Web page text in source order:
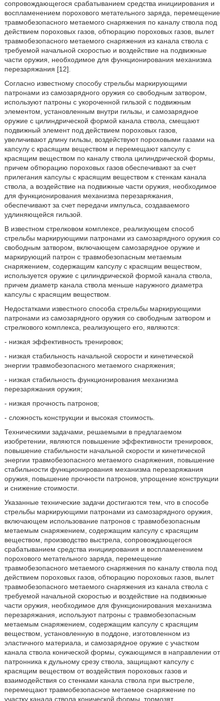
сопровождающегося срабатыванием средства инициирования и
воспламенением порохового метательного заряда, перемещение
травмобезопасного метаемого снаряжения по каналу ствола под
действием пороховых газов, обтюрацию пороховых газов, вылет
травмобезопасного метаемого снаряжения из канала ствола с
требуемой начальной скоростью и воздействие на подвижные
части оружия, необходимое для функционирования механизма
перезаряжания [12].
Согласно известному способу стрельбы маркирующими
патронами из самозарядного оружия со свободным затвором,
используют патроны с укороченной гильзой с подвижным
элементом, установленным внутри гильзы, и самозарядное
оружие с цилиндрической формой канала ствола, смещают
подвижный элемент под действием пороховых газов,
увеличивают длину гильзы, воздействуют пороховыми газами на
капсулу с красящим веществом и перемещают капсулу с
красящим веществом по каналу ствола цилиндрической формы,
причем обтюрацию пороховых газов обеспечивают за счет
прилегания капсулы с красящим веществом к стенкам канала
ствола, а воздействие на подвижные части оружия, необходимое
для функционирования механизма перезаряжания,
обеспечивают за счет передачи импульса, создаваемого
удлиняющейся гильзой.
В известном стрелковом комплексе, реализующем способ
стрельбы маркирующими патронами из самозарядного оружия со
свободным затвором, включающем самозарядное оружие и
маркирующий патрон с травмобезопасным метаемым
снаряжением, содержащим капсулу с красящим веществом,
используется оружие с цилиндрической формой канала ствола,
причем диаметр канала ствола меньше наружного диаметра
капсулы с красящим веществом.
Недостатками известного способа стрельбы маркирующими
патронами из самозарядного оружия со свободным затвором и
стрелкового комплекса, реализующего его, являются:
- низкая эффективность тренировок;
- низкая стабильность начальной скорости и кинетической
энергии травмобезопасного метаемого снаряжения;
- низкая стабильность функционирования механизма
перезаряжания оружия;
- низкая прочность патронов;
- сложность конструкции и высокая стоимость.
Техническими задачами, решаемыми в предлагаемом
изобретении, являются повышение эффективности тренировок,
повышение стабильности начальной скорости и кинетической
энергии травмобезопасного метаемого снаряжения, повышение
стабильности функционирования механизма перезаряжания
оружия, повышение прочности патронов, упрощение конструкции
и снижение стоимости.
Указанные технические задачи достигаются тем, что в способе
стрельбы маркирующими патронами из самозарядного оружия,
включающем использование патронов с травмобезопасным
метаемым снаряжением, содержащим капсулу с красящим
веществом, производство выстрела, сопровождающегося
срабатыванием средства инициирования и воспламенением
порохового метательного заряда, перемещение
травмобезопасного метаемого снаряжения по каналу ствола под
действием пороховых газов, обтюрацию пороховых газов, вылет
травмобезопасного метаемого снаряжения из канала ствола с
требуемой начальной скоростью и воздействие на подвижные
части оружия, необходимое для функционирования механизма
перезаряжания, используют патроны с травмобезопасным
метаемым снаряжением, содержащим капсулу с красящим
веществом, установленную в поддоне, изготовленном из
эластичного материала, и самозарядное оружие с участком
канала ствола конической формы, сужающимся в направлении от
патронника к дульному срезу ствола, защищают капсулу с
красящим веществом от воздействия пороховых газов и
взаимодействия со стенками канала ствола при выстреле,
перемещают травмобезопасное метаемое снаряжение по
участку канала ствола конической формы, тормозят